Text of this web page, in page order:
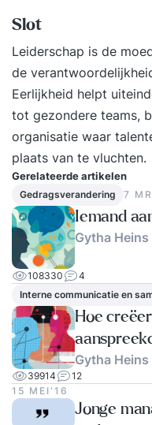
onderdeel van deze module. -
van communicatie
mentaal, fysiek,
energetisch/
interpretatie). - Je
anderen en hoe je
verschil tussen je
ander. Module 2: Ik en jij in communicatie In
module twee duik je
en leer je hoe dit
kan vergroten. We
stellen van vragen,
en het omgaan met
eigen patronen en
ontdekken. - Je
een boksworkshop.
interactievormen:
samenvatten, jezelf
en vragen. Module 3: Ik in mijn context In
Slot
Leiderschap is de
de
Eerlijkheid helpt
tot gezondere teams,
organisatie waar
plaats van te vluchten.
Gerelateerde artikelen
Gedragsverandering 7
Iemand
Gytha Heins
108330
4
Interne communicatie en
Hoe
Gytha Heins
39914
12
15 MEI‘16
Jonge